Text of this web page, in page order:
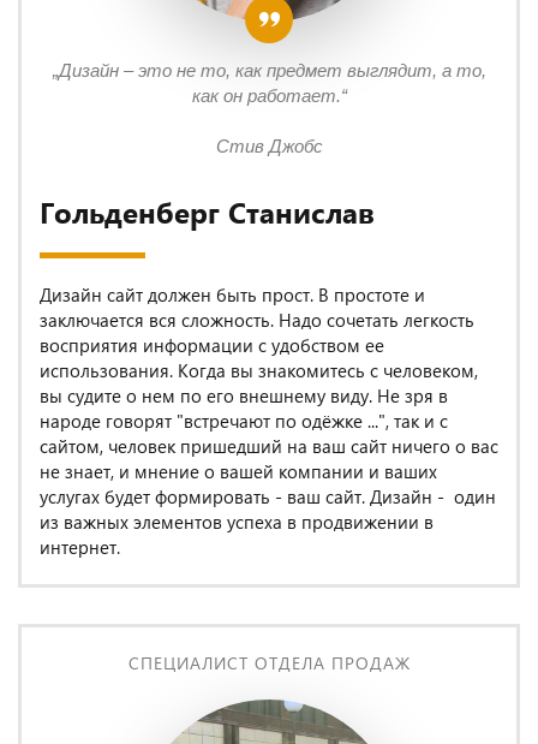
Гольденберг Станислав
Дизайн сайт должен быть прост. В простоте и
заключается вся сложность. Надо сочетать легкость
восприятия информации с удобством ее
использования. Когда вы знакомитесь с человеком,
вы судите о нем по его внешнему виду. Не зря в
народе говорят "встречают по одёжке ...", так и с
сайтом, человек пришедший на ваш сайт ничего о вас
не знает, и мнение о вашей компании и ваших
услугах будет формировать - ваш сайт. Дизайн - один
из важных элементов успеха в продвижении в
интернет.
„Дизайн – это не то, как предмет выглядит, а то,
как он работает.“
Стив Джобс
СПЕЦИАЛИСТ ОТДЕЛА ПРОДАЖ